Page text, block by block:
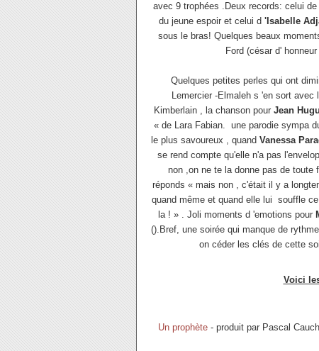
avec 9 trophées .Deux records: celui de
du jeune espoir et celui d 'Isabelle
sous le bras! Quelques beaux
Ford (césar d'
Quelques petites perles qui ont
Lemercier -Elmaleh s 'en sort
Kimberlain , la chanson pour Jean
« de Lara Fabian. une parodie sympa
le plus savoureux , quand Vanessa
se rend compte qu'elle n'a pas
non ,on ne te la donne pas de
réponds « mais non , c'était il y a
quand même et quand elle lui souffle
la ! » . Joli moments d 'emotions pour
().Bref, une soirée qui manque de
on céder les clés de cette
Voici
Un prophète - produit par Pascal